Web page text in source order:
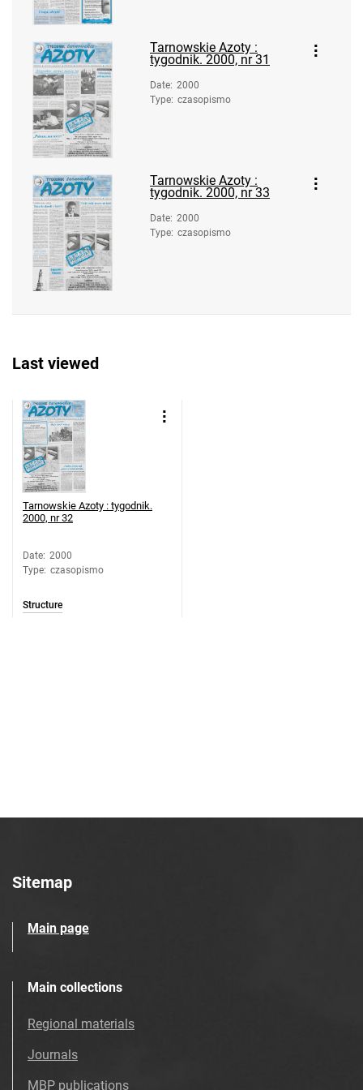
10
11
Tarnowskie Azoty : tygodnik. 2000, nr
12
Tarnowskie Azoty : tygodnik. 2000, nr
13
Tarnowskie Azoty : tygodnik. 2000, nr
14
Tarnowskie Azoty : tygodnik. 2000, nr
15
Tarnowskie Azoty : tygodnik. 2000, nr
16
Tarnowskie Azoty : tygodnik. 2000, nr
Tarnowskie Azoty : tygodnik. 2000, nr
Tarnowskie Azoty : tygodnik. 2000, nr
21
Tarnowskie Azoty : tygodnik. 2000, nr
22
Tarnowskie Azoty : tygodnik. 2000, nr
23
24
30
34
35
Tarnowskie Azoty :
tygodnik. 2000, nr 31
Date: 2000
Type: czasopismo
Tarnowskie Azoty :
tygodnik. 2000, nr 33
Date: 2000
Type: czasopismo
Last viewed
Tarnowskie Azoty : tygodnik.
2000, nr 32
Date: 2000
Type: czasopismo
Structure
Sitemap
Main page
Main collections
Regional materials
Journals
MBP publications